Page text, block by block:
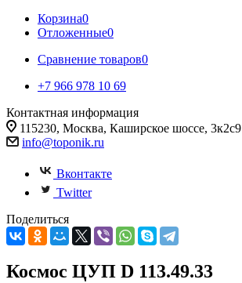
Корзина0
Отложенные0
Сравнение товаров0
+7 966 978 10 69
Контактная информация
115230, Москва, Каширское шоссе, 3к2с9
info@toponik.ru
Вконтакте
Twitter
Поделиться
Космос ЦУП D 113.49.33